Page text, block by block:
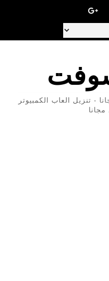
برامج كمبيوتر 2019 مجانا - تنزيل العاب الكمبيوتر
مجانا